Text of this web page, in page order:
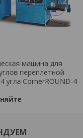
машина для
переплетной
угла CornerROUND-4